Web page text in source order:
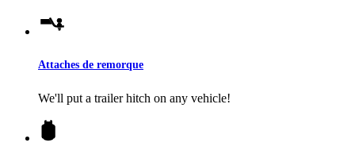
Attaches de remorque
We'll put a trailer hitch on any vehicle!